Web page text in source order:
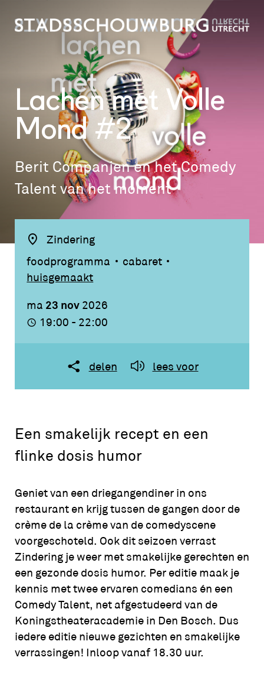
Lachen met Volle
Mond #2
Berit Companjen en het Comedy
Talent van het moment
Zindering
foodprogramma
cabaret
huisgemaakt
ma 23 nov 2026
19:00 - 22:00
delen lees voor
Een smakelijk recept en een
flinke dosis humor
Geniet van een driegangendiner in ons
restaurant en krijg tussen de gangen door de
crème de la crème van de comedyscene
voorgeschoteld. Ook dit seizoen verrast
Zindering je weer met smakelijke gerechten en
een gezonde dosis humor. Per editie maak je
kennis met twee ervaren comedians én een
Comedy Talent, net afgestudeerd van de
Koningstheateracademie in Den Bosch. Dus
iedere editie nieuwe gezichten en smakelijke
verrassingen! Inloop vanaf 18.30 uur.